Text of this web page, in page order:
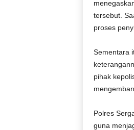
tersebut.
proses
Sementara
pihak
Polres
guna